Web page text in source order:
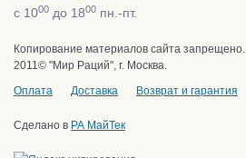
с 1000 до 1800 пн.-пт.
Копирование материалов сайта запрещено.
2011© "Мир Раций", г. Москва.
Оплата
Доставка Возврат и гарантия
Сделано в РА МайТек